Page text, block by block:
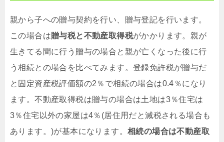
親から子への贈与契約を行い、贈与登記を行います。
この場合は贈与税と不動産取得税がかかります。親が
生きてる間に行う贈与の場合と親が亡くなった後に行
う相続との場合を比べてみます。登録免許税が贈与だ
と固定資産税評価額の2％で相続の場合は0.4％になり
ます。不動産取得税は贈与の場合は土地は3％住宅は
3％住宅以外の家屋は4％(居住用だと減税される場合も
あります。)が基本になります。 相続の場合は不動産取